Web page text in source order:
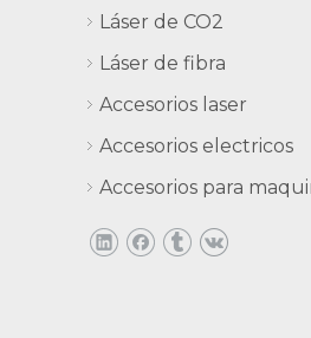
Láser de CO2
Láser de fibra
Accesorios laser
Accesorios electricos
Accesorios para